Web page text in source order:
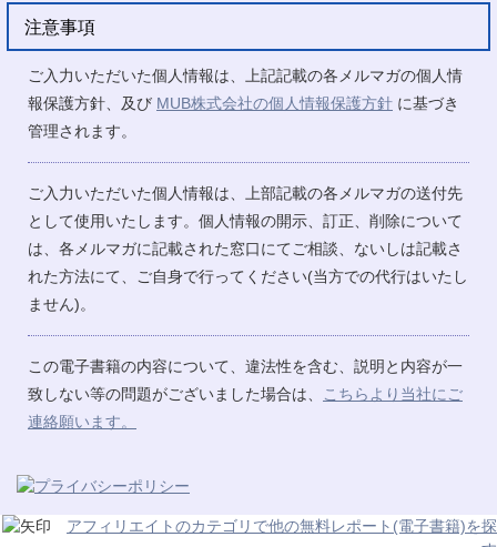
注意事項
ご入力いただいた個人情報は、上記記載の各メルマガの個人情
報保護方針、及び MUB株式会社の個人情報保護方針 に基づき
管理されます。
ご入力いただいた個人情報は、上部記載の各メルマガの送付先
として使用いたします。個人情報の開示、訂正、削除について
は、各メルマガに記載された窓口にてご相談、ないしは記載さ
れた方法にて、ご自身で行ってください(当方での代行はいたし
ません)。
この電子書籍の内容について、違法性を含む、説明と内容が一
致しない等の問題がございました場合は、
こちらより当社にご
連絡願います。
アフィリエイトのカテゴリで他の無料レポート(電子書籍)を探